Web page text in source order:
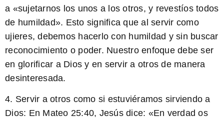
a «sujetarnos los unos a los otros, y revestíos todos
de humildad». Esto significa que al servir como
ujieres, debemos hacerlo con humildad y sin buscar
reconocimiento o poder. Nuestro enfoque debe ser
en glorificar a Dios y en servir a otros de manera
desinteresada.
4. Servir a otros como si estuviéramos sirviendo a
Dios: En Mateo 25:40, Jesús dice: «En verdad os